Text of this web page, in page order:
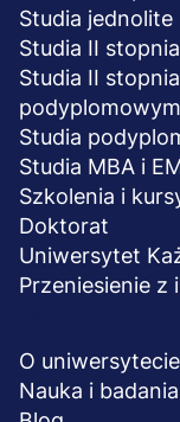
Studia
Studia II stopnia
Studia II
Studia
Studia MBA i
Szkolenia i
Doktorat
Uniwersytet
Przeniesienie z
O uniwersytecie
Nauka i badania